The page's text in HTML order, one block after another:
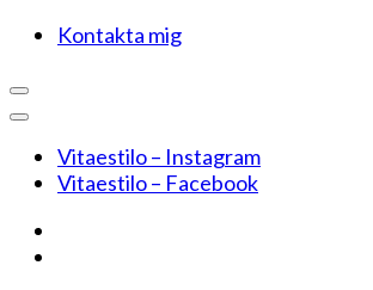
Kontakta mig
Vitaestilo – Instagram
Vitaestilo – Facebook